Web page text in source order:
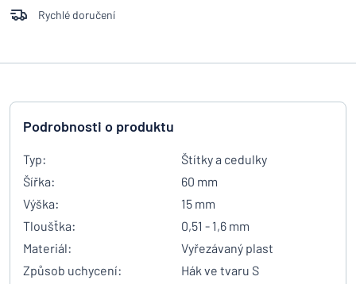
Rychlé doručení
Podrobnosti o produktu
Typ:
Štítky a cedulky
Šířka:
60 mm
Výška:
15 mm
Tloušťka:
0,51 - 1,6 mm
Materiál:
Vyřezávaný plast
Způsob uchycení:
Hák ve tvaru S